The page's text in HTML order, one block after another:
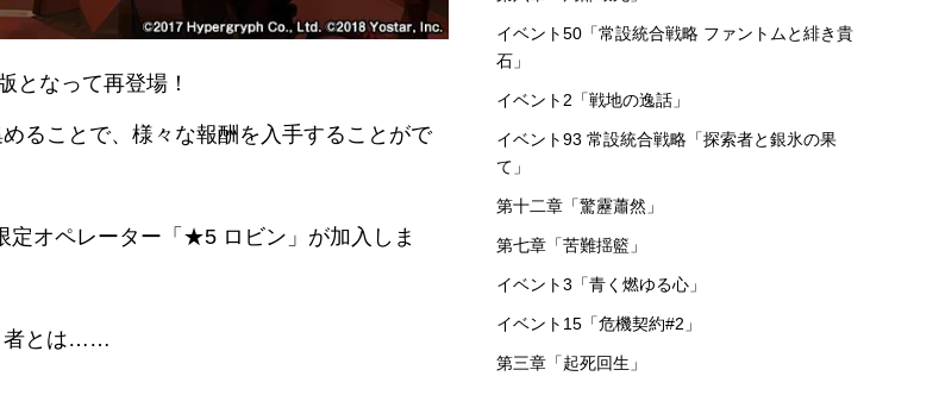
となって再登場！
ることで、様々な報酬を入手することがで
定オペレーター「★5 ロビン」が加入しま
者とは……
イベント50「常設統合戦略 ファントムと緋き貴
石」
イベント2「戦地の逸話」
イベント93 常設統合戦略「探索者と銀氷の果
て」
第十二章「驚靂蕭然」
第七章「苦難揺籃」
イベント3「青く燃ゆる心」
イベント15「危機契約#2」
第三章「起死回生」